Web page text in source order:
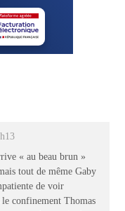
« au beau brun »
tout de même Gaby
de voir
confinement Thomas